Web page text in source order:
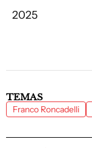
2025
TEMAS
Franco Roncadelli